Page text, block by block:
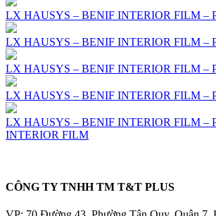
LX HAUSYS – BENIF INTERIOR FILM –
LX HAUSYS – BENIF INTERIOR FILM –
LX HAUSYS – BENIF INTERIOR FILM –
LX HAUSYS – BENIF INTERIOR FILM –
LX HAUSYS – BENIF INTERIOR FILM –
INTERIOR FILM
CÔNG TY TNHH TM T&T PLUS